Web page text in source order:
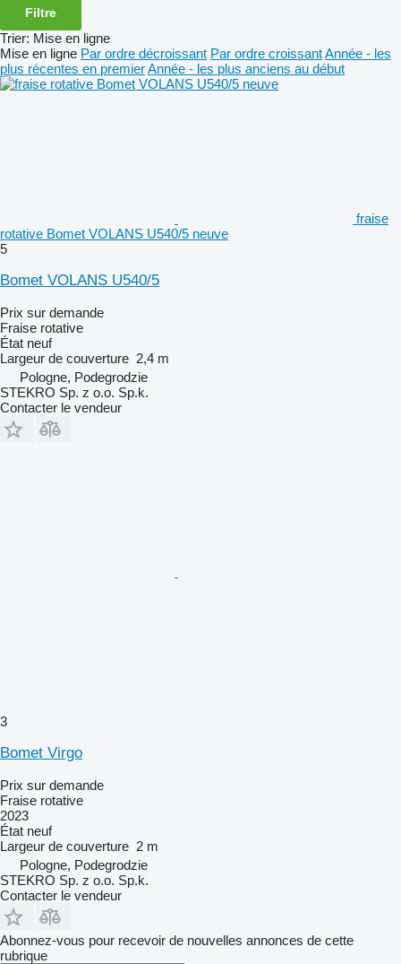
Filtre
Trier: Mise en ligne
Mise en ligne Par ordre décroissant Par ordre croissantAnnée - les
plus récentes en premierAnnée - les plus anciens au début
fraise
rotative Bomet VOLANS U540/5 neuve
5
Bomet VOLANS U540/5
Prix sur demande
Fraise rotative
État neuf
Largeur de couverture 2,4 m
Pologne, Podegrodzie
STEKRO Sp. z o.o. Sp.k.
Contacter le vendeur
3
Bomet Virgo
Prix sur demande
Fraise rotative
2023
État neuf
Largeur de couverture 2 m
Pologne, Podegrodzie
STEKRO Sp. z o.o. Sp.k.
Contacter le vendeur
Abonnez-vous pour recevoir de nouvelles annonces de cette
rubrique